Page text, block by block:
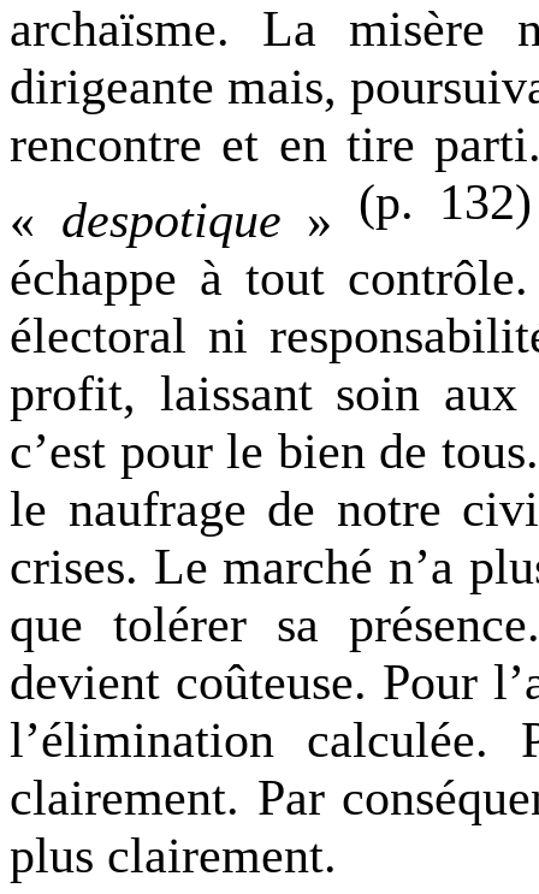
archaïsme. La misère
dirigeante mais,
rencontre et en tire
« despotique » (p. 132)
échappe à tout
électoral ni
profit, laissant soin
c’est pour le bien de
le naufrage de notre
crises. Le marché n’a
que tolérer sa
devient coûteuse. Pour
l’élimination calculée.
clairement. Par
plus clairement.